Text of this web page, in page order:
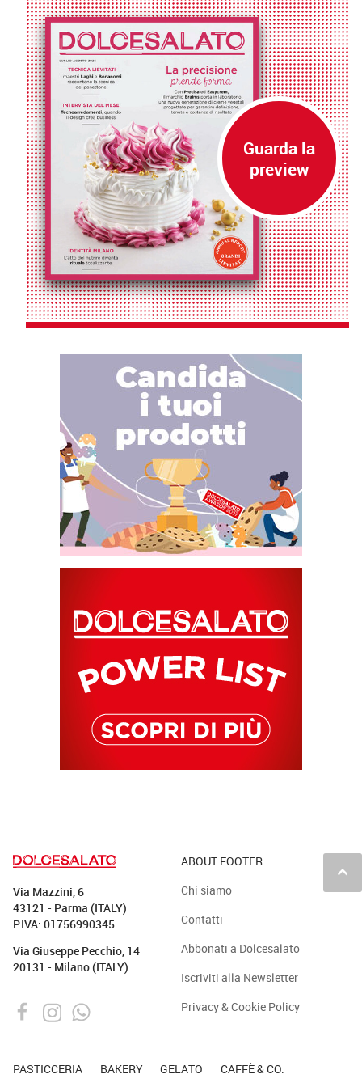
keyboard_arrow_up
Via Mazzini, 6
43121 - Parma (ITALY)
P.IVA: 01756990345
Via Giuseppe Pecchio, 14
20131 - Milano (ITALY)
ABOUT FOOTER
Chi siamo
Contatti
Abbonati a Dolcesalato
Iscriviti alla Newsletter
Privacy & Cookie Policy
PASTICCERIA BAKERY GELATO CAFFÈ & CO.